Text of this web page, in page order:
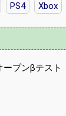
PS4 Xbox
ープンβテスト